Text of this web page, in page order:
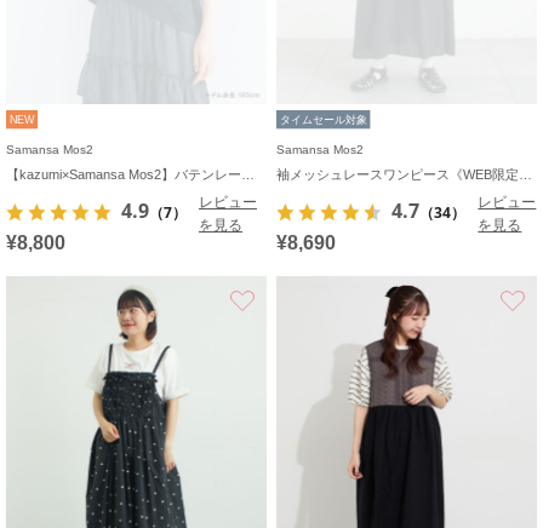
NEW
Samansa Mos2
4.9 （7）
レビュー
を見る
¥8,800
タイムセール対象
Samansa Mos2
4.7 （34）
レビュー
を見る
¥8,690